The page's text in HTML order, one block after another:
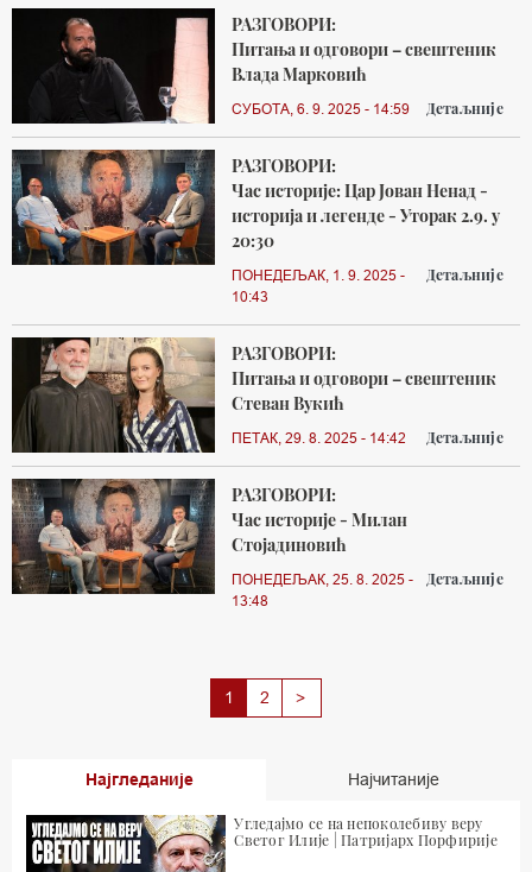
РАЗГОВОРИ:
Питања и одговори – свештеник
Влада Марковић
СУБОТА, 6. 9. 2025 - 14:59 Детаљније
РАЗГОВОРИ:
Час историје: Цар Јован Ненад -
историја и легенде - Уторак 2.9. у
20:30
ПОНЕДЕЉАК, 1. 9. 2025 -
10:43
Детаљније
РАЗГОВОРИ:
Питања и одговори – свештеник
Стеван Вукић
ПЕТАК, 29. 8. 2025 - 14:42 Детаљније
РАЗГОВОРИ:
Час историје - Милан
Стојадиновић
ПОНЕДЕЉАК, 25. 8. 2025 -
13:48
Детаљније
1 2 >
Најгледаније Најчитаније
Угледајмо се на непоколебиву веру
Светог Илије | Патријарх Порфирије